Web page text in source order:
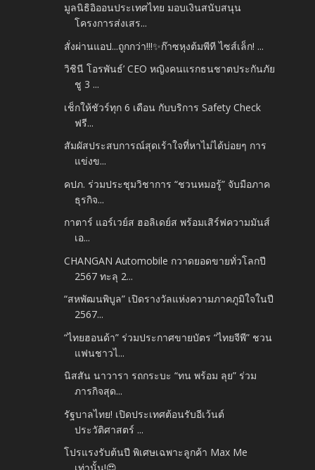
มูลนิธิอิออนประเทศไทย มอบเงินสนับสนุน
โครงการส่งเสร...
สั่งผ่านแอป...ถูกกว่า!!!✨ก๊าซหุงต้มพีที ไซส์เล็ก! ...
วิชินี โอรพันธ์’ CEO หญิงคนแรกธนชาตประกันภัย
ชู 3 ...
เช็กให้ชัวร์ทุก 6 เดือน กับบริการ Safety Check
ฟรี...
สัมผัสประสบการณ์สุดเร้าใจที่หาไม่ได้บ่อยๆ การ
แข่งข...
คปภ. ร่วมประชุมวิชาการ “ชวนหมอรู้” จับมือภาค
ธุรกิจ...
กาตาร์ แอร์เวย์ส ฮอลิเดย์ส พร้อมเสิร์ฟความมันส์
เอ...
CHANGAN Automobile กวาดยอดขายทั่วโลกปี
2567 ทะลุ 2...
“สหพัฒนพิบูล” เปิดรางวัลแห่งความภาคภูมิใจในปี
2567...
“ไทยฮอนด้า” ร่วมประกาศขายบัตร “ไทยจีพี” ชวน
แฟนชาวไ...
นิสสัน นาวารา รถกระบะ “ทน พร้อม ลุย” ร่วม
ภารกิจสุด...
รัฐบาลไทย! เปิดประเทศต้อนรับอีเว้นต์
ประวัติศาสตร์ ...
โปรแรงรับต้นปี พิเศษเฉพาะลูกค้า Max Me